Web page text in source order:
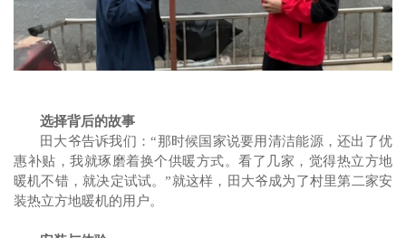
选择背后的故事
田大爷告诉我们：“那时候 国家说要用清洁能源 ，还出了优
惠补贴 ，我就琢磨着换个供暖方式。看了几家，觉得热立方地
暖机不错，就决定试试。”就这样，田大爷成为了村里第二家安
装热立方地暖机的用户。